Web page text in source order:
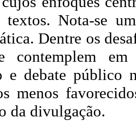
textos. Nota-se
Dentre os
contemplem
e debate público
menos
da divulgação.